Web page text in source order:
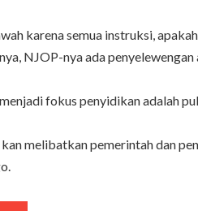
karena semua instruksi,
NJOP-nya ada
fokus penyidikan adalah
melibatkan pemerintah dan